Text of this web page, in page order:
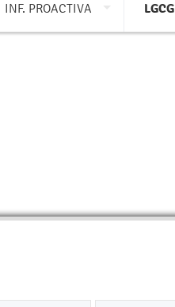
INF. PROACTIVA LGCG